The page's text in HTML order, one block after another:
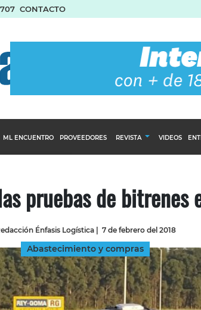
CONTACTO
inventarios
ML ENCUENTRO PROVEEDORES REVISTA
INGRESAR
VIDEOS
pruebas de bitrenes
Énfasis Logística| 7 de febrero del 2018
Abastecimiento y compras